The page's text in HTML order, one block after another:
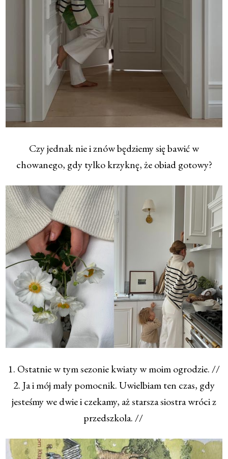
Czy jednak nie i znów będziemy się bawić w
chowanego, gdy tylko krzyknę, że obiad gotowy?
1. Ostatnie w tym sezonie kwiaty w moim ogrodzie. //
2. Ja i mój mały pomocnik. Uwielbiam ten czas, gdy
jesteśmy we dwie i czekamy, aż starsza siostra wróci z
przedszkola. //